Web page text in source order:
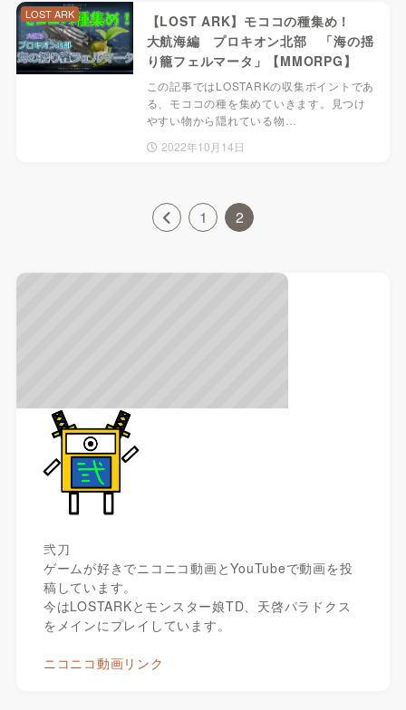
【LOST ARK】モココの種集め！
大航海編 プロキオン北部 「海の揺
り籠フェルマータ」【MMORPG】
この記事ではLOSTARKの収集ポイントであ
る、モココの種を集めていきます。見つけ
やすい物から隠れている物…
2022年10月14日
LOST ARK
1 2
弐刀
ゲームが好きでニコニコ動画とYouTubeで動画を投
稿しています。
今はLOSTARKとモンスター娘TD、天啓パラドクス
をメインにプレイしています。
ニコニコ動画リンク